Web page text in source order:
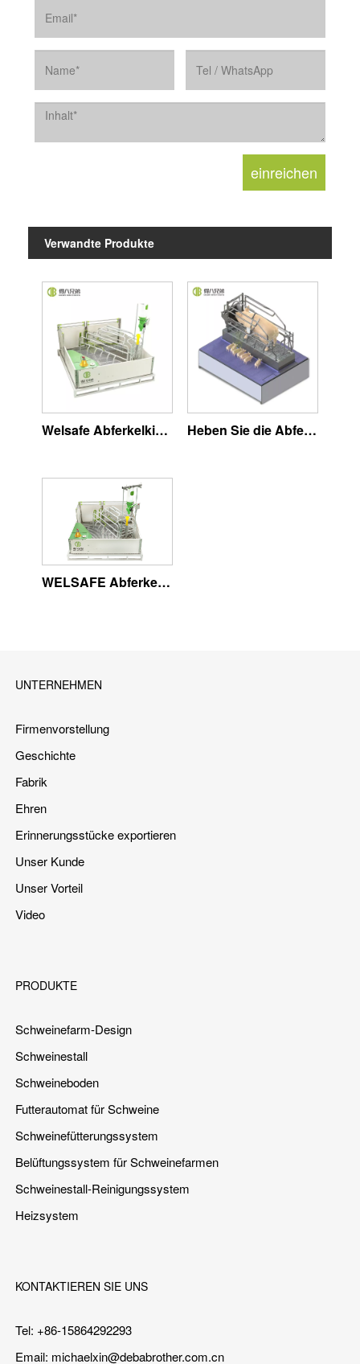
Verwandte Produkte
Welsafe Abferkelkiste Heben Sie die Abferkelkiste an
WELSAFE Abferkelbucht für freilaufende Sauen – Tierschutz im Fokus
UNTERNEHMEN
Firmenvorstellung
Geschichte
Fabrik
Ehren
Erinnerungsstücke exportieren
Unser Kunde
Unser Vorteil
Video
PRODUKTE
Schweinefarm-Design
Schweinestall
Schweineboden
Futterautomat für Schweine
Schweinefütterungssystem
Belüftungssystem für Schweinefarmen
Schweinestall-Reinigungssystem
Heizsystem
KONTAKTIEREN SIE UNS
Tel: +86-15864292293
Email: michaelxin@debabrother.com.cn